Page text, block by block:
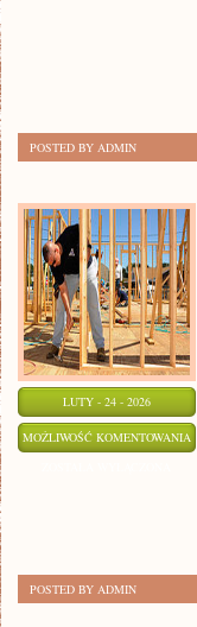
POSTED BY ADMIN
LUTY - 24 - 2026
MOŻLIWOŚĆ KOMENTOWANIA
POSTED BY ADMIN